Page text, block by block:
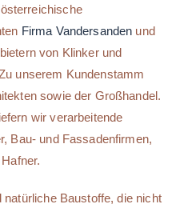
Firma Vandersanden und
von Klinker und
unserem Kundenstamm
sowie der Großhandel.
wir verarbeitende
Bau- und Fassadenfirmen,
Baustoffe, die nicht